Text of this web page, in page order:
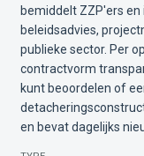
bemiddelt ZZP'ers
beleidsadvies,
publieke sector. Per
contractvorm
kunt beoordelen of
en bevat dagelijks